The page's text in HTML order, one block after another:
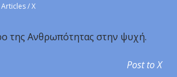
Articles / X
της Ανθρωπότητας στην ψυχή.
Post to X